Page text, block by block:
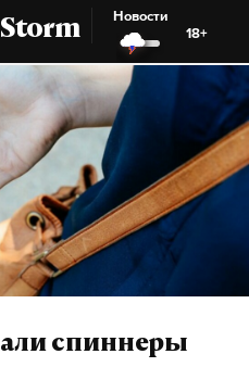
Новости
18+
спиннеры